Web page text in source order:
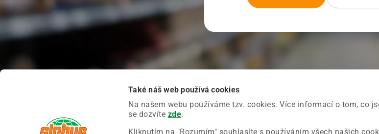
Také náš web používá cookies
Na našem webu používáme tzv. cookies. Více informací o tom, co
se dozvíte zde.
Kliknutím na "Rozumím" souhlasíte s používáním všech našich